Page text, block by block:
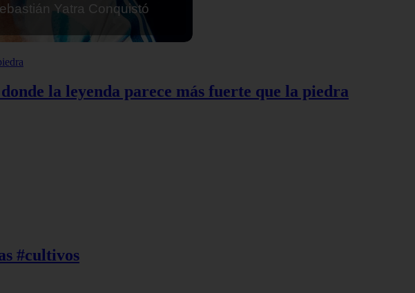
Yatra Conquistó
la leyenda parece más fuerte que la piedra
#cultivos